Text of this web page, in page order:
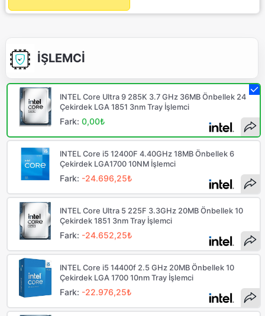
İŞLEMCİ
INTEL Core Ultra 9 285K 3.7 GHz 36MB Önbellek 24
Çekirdek LGA 1851 3nm Tray İşlemci
Fark:0,00₺
INTEL Core i5 12400F 4.40GHz 18MB Önbellek 6
Çekirdek LGA1700 10NM İşlemci
Fark: -24.696,25₺
INTEL Core Ultra 5 225F 3.3GHz 20MB Önbellek 10
Çekirdek 1851 3nm Tray İşlemci
Fark: -24.652,25₺
INTEL Core i5 14400f 2.5 GHz 20MB Önbellek 10
Çekirdek LGA 1700 10nm Tray İşlemci
Fark: -22.976,25₺